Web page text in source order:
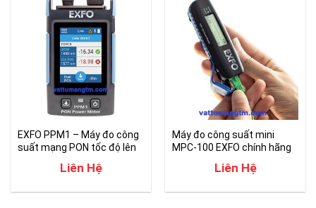
EXFO PPM1 – Máy đo công
suất mạng PON tốc độ lên
Liên Hệ
Máy đo công suất mini
MPC-100 EXFO chính hãng
Liên Hệ